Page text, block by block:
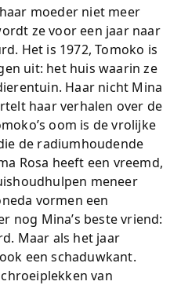
moeder niet meer
ze voor een jaar naar
Het is 1972, Tomoko is
uit: het huis waarin ze
Haar nicht Mina
haar verhalen over de
oom is de vrolijke
de radiumhoudende
Rosa heeft een vreemd,
meneer
vormen een
nog Mina’s beste vriend:
Maar als het jaar
een schaduwkant.
van